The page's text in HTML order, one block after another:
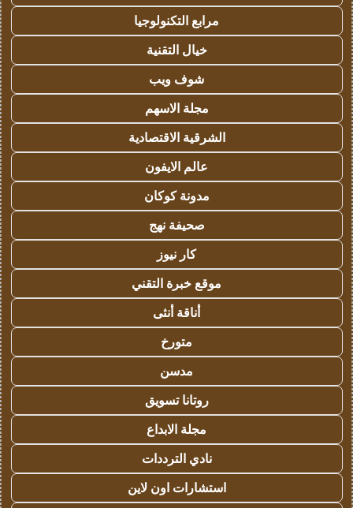
مرابع التكنولوجيا
خيال التقنية
شوف ويب
مجلة الاسهم
الشرقية الاقتصادية
عالم الايفون
مدونة كوكان
صحيفة نهج
كار نيوز
موقع خبرة التقني
أناقة أنثى
متورخ
مدسن
روتانا تسويق
مجلة الابداع
نادي الترددات
استشارات اون لاين